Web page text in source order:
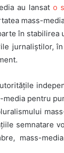
au lansat o
mass-
în
jurnaliștilor,
pentru
semnatare
mass-